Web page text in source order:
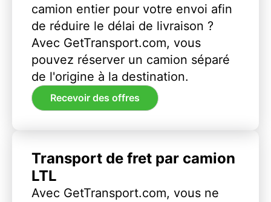
camion entier pour votre envoi afin
de réduire le délai de livraison ?
Avec GetTransport.com, vous
pouvez réserver un camion séparé
de l'origine à la destination.
Recevoir des offres
Transport de fret par camion
LTL
Avec GetTransport.com, vous ne